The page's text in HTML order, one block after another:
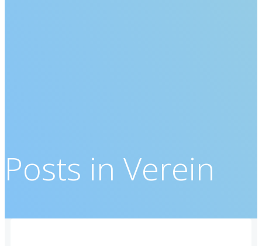
Posts in Verein